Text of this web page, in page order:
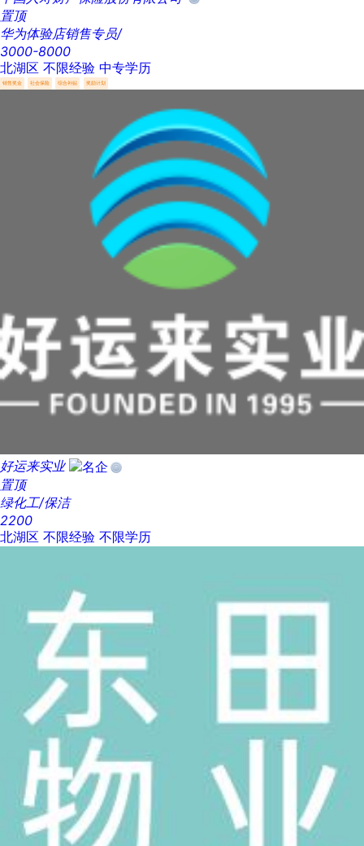
置顶
华为体验店销售专员/
3000-8000
北湖区 不限经验 中专学历
销售奖金 社会保险 综合补贴 奖励计划
好运来实业
置顶
绿化工/保洁
2200
北湖区 不限经验 不限学历